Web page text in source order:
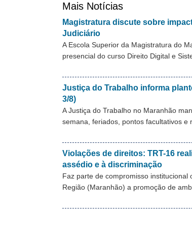
Mais Notícias
Magistratura discute sobre
Judiciário
A Escola Superior da Magistratura do
presencial do curso Direito Digital e
Justiça do Trabalho informa
3/8)
A Justiça do Trabalho no Maranhão
semana, feriados, pontos facultativos e
Violações de direitos: TRT-16
assédio e à discriminação
Faz parte de compromisso institucional
Região (Maranhão) a promoção de